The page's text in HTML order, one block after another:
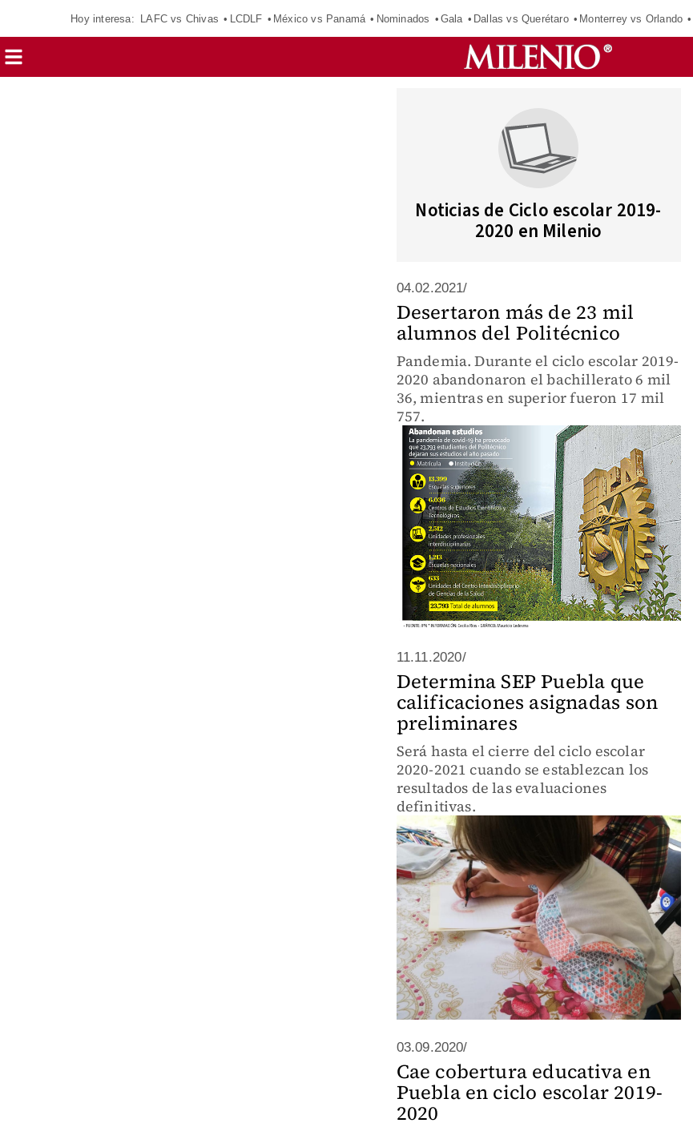
Hoy interesa: LAFC vs Chivas LCDLF México vs Panamá Nominados Gala Dallas vs Querétaro Monterrey vs Orlando
Noticias de Ciclo escolar 2019-
2020 en Milenio
04.02.2021/
Desertaron más de 23 mil
alumnos del Politécnico
Pandemia. Durante el ciclo escolar 2019-
2020 abandonaron el bachillerato 6 mil
36, mientras en superior fueron 17 mil
757.
11.11.2020/
Determina SEP Puebla que
calificaciones asignadas son
preliminares
Será hasta el cierre del ciclo escolar
2020-2021 cuando se establezcan los
resultados de las evaluaciones
definitivas.
03.09.2020/
Cae cobertura educativa en
Puebla en ciclo escolar 2019-
2020